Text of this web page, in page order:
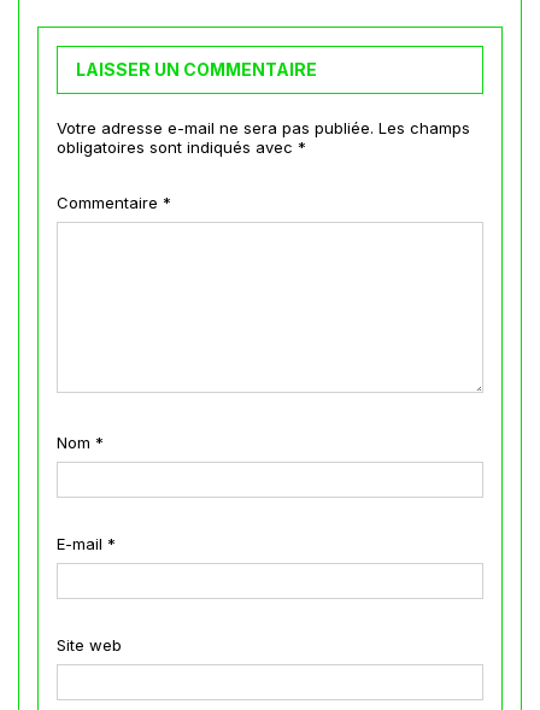
LAISSER UN COMMENTAIRE
Votre adresse e-mail ne sera pas publiée. Les champs
obligatoires sont indiqués avec *
Commentaire *
Nom *
E-mail *
Site web